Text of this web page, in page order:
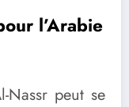
l’Arabie
Nassr peut se